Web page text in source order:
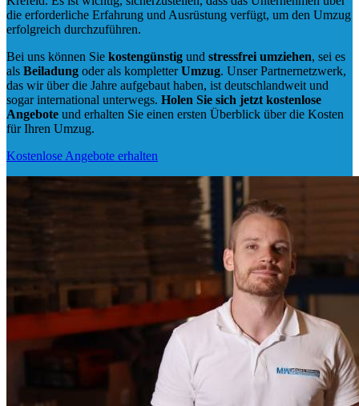
die erforderliche Erfahrung und Ausrüstung verfügt, um den Umzug
erfolgreich durchzuführen.
Bei uns können Sie kostengünstig und stressfrei umziehen, sei es
als Beiladung oder als kompletterUmzug. Unser Partnernetzwerk,
das wir über die Jahre aufgebaut haben, ist deutschlandweit und
sogar international unterwegs. Holen Sie sich jetzt kostenlose
Angebote und erhalten Sie einen ersten Überblick über die Kosten
für Ihren Umzug.
Kostenlose Angebote erhalten